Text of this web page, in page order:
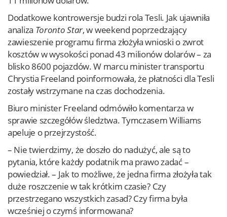
Dodatkowe kontrowersje budzi rola Tesli. Jak ujawniła
analiza Toronto Star, w weekend poprzedzający
zawieszenie programu firma złożyła wnioski o zwrot
kosztów w wysokości ponad 43 milionów dolarów – za
blisko 8600 pojazdów. W marcu minister transportu
Chrystia Freeland poinformowała, że płatności dla Tesli
zostały wstrzymane na czas dochodzenia.
Biuro minister Freeland odmówiło komentarza w
sprawie szczegółów śledztwa. Tymczasem Williams
apeluje o przejrzystość.
– Nie twierdzimy, że doszło do nadużyć, ale są to
pytania, które każdy podatnik ma prawo zadać –
powiedział. – Jak to możliwe, że jedna firma złożyła tak
duże roszczenie w tak krótkim czasie? Czy
przestrzegano wszystkich zasad? Czy firma była
wcześniej o czymś informowana?